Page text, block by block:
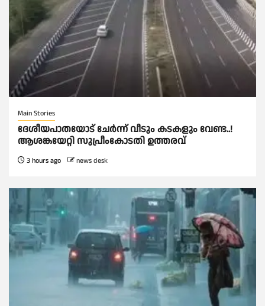
Main Stories
ദേശീയപാതയോട് ചേര്‍ന്ന് വീടും കടകളും വേണ്ട..!
ആശങ്കയേറ്റി സുപ്രീംകോടതി ഉത്തരവ്
3 hours ago news desk